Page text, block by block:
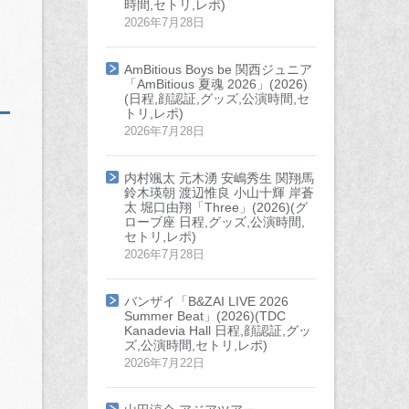
時間,セトリ,レポ)
2026年7月28日
AmBitious Boys be 関西ジュニア
「AmBitious 夏魂 2026」(2026)
(日程,顔認証,グッズ,公演時間,セ
トリ,レポ)
2026年7月28日
内村颯太 元木湧 安嶋秀生 関翔馬
鈴木瑛朝 渡辺惟良 小山十輝 岸蒼
太 堀口由翔「Three」(2026)(グ
ローブ座 日程,グッズ,公演時間,
セトリ,レポ)
2026年7月28日
バンザイ「B&ZAI LIVE 2026
Summer Beat」(2026)(TDC
Kanadevia Hall 日程,顔認証,グッ
ズ,公演時間,セトリ,レポ)
2026年7月22日